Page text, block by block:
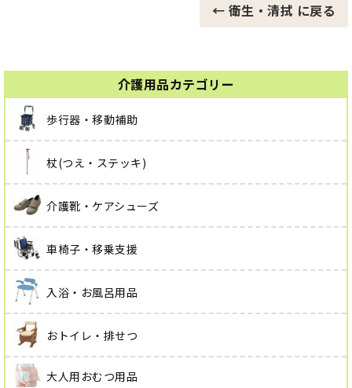
介護用品カテゴリー
歩行器・移動補助
杖(つえ・ステッキ)
介護靴・ケアシューズ
車椅子・移乗支援
入浴・お風呂用品
おトイレ・排せつ
大人用おむつ用品
← 衛生・清拭 に戻る